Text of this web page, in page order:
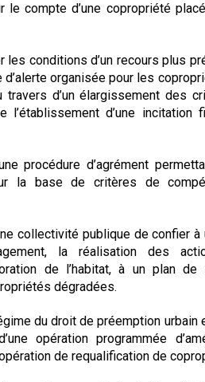
le compte d’une copropriété
les conditions d’un recours plus
d’alerte organisée pour les
d’un élargissement des
l’établissement d’une incitation
procédure d’agrément
la base de critères de
collectivité publique de confier
la réalisation des
de l’habitat, à un plan
dégradées.
du droit de préemption
opération programmée
de requalification de